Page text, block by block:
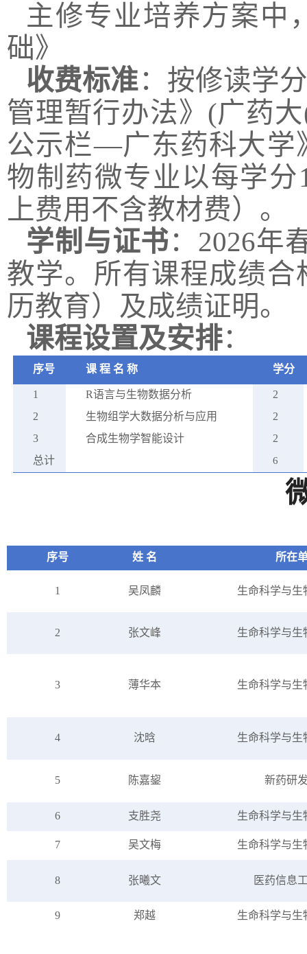
主修专业培养方案中
础》
收费标准：按修读学
管理暂行办法》 (广药大
公示栏—广东药科大学
物制药微专业以每学分
上费用不含教材费）。
学制与证书： 2026年
教学。所有课程成绩
历教育）及成绩证明。
课程设置及安排：
序号 课 程 名 称 学分
1 R语言与生物数据分析
2
2
生物组学大数据分析与应用
2
3
合成生物学智能设计
2
总计
6
序号 姓 名 所在
1 吴凤麟 生命科学与生
2 张文峰 生命科学与生
3 薄华本 生命科学与生
4 沈晗 生命科学与生
5 陈嘉鋆 新药研
6 支胜尧 生命科学与生
7 吴文梅 生命科学与生
8 张曦文 医药信息
9 郑越 生命科学与生